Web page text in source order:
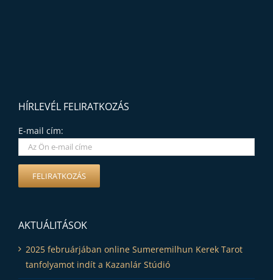
HÍRLEVÉL FELIRATKOZÁS
E-mail cím:
AKTUÁLITÁSOK
2025 februárjában online Sumeremilhun Kerek Tarot
tanfolyamot indít a Kazanlár Stúdió